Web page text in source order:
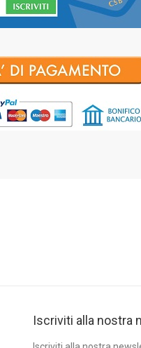
Iscriviti alla nostra